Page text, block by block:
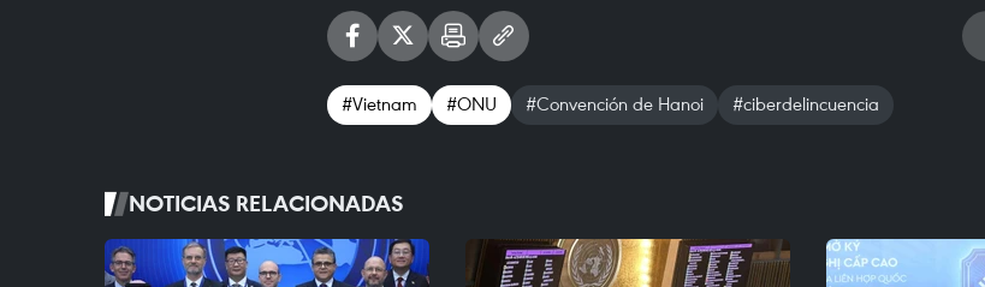
#Vietnam #ONU #Convención de Hanoi #ciberdelincuencia
NOTICIAS RELACIONADAS